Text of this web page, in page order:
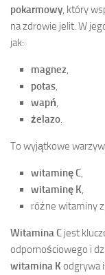
pokarmowy, który
na zdrowie jelit. W
jak:
magnez,
potas,
wapń,
żelazo.
To wyjątkowe
witaminę C,
witaminę K,
różne witaminy
Witamina C jest
odpornościowego i
witamina Kodgrywa